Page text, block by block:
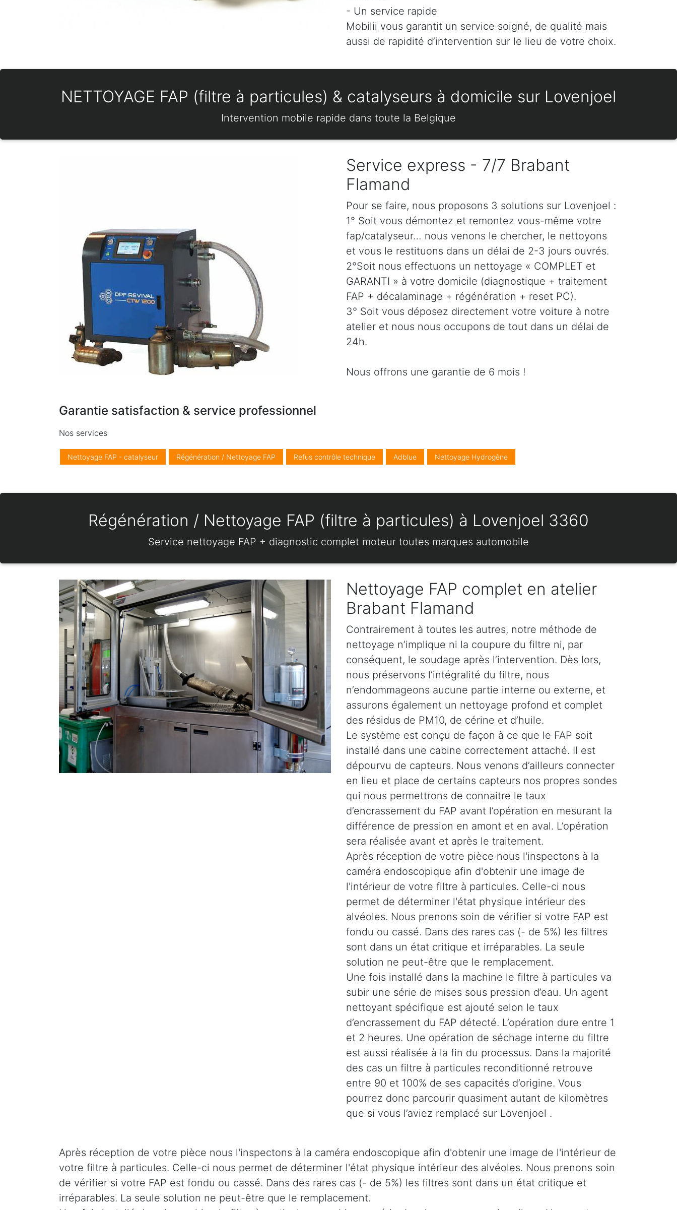
- Un service rapide
Mobilii vous garantit un service soigné, de qualité mais
aussi de rapidité d’intervention sur le lieu de votre choix.
NETTOYAGE FAP (filtre à particules) & catalyseurs à domicile sur Lovenjoel
Intervention mobile rapide dans toute la Belgique
Service express - 7/7 Brabant
Flamand
Pour se faire, nous proposons 3 solutions sur Lovenjoel :
1° Soit vous démontez et remontez vous-même votre
fap/catalyseur… nous venons le chercher, le nettoyons
et vous le restituons dans un délai de 2-3 jours ouvrés.
2°Soit nous effectuons un nettoyage « COMPLET et
GARANTI » à votre domicile (diagnostique + traitement
FAP + décalaminage + régénération + reset PC).
3° Soit vous déposez directement votre voiture à notre
atelier et nous nous occupons de tout dans un délai de
24h.
Nous offrons une garantie de 6 mois !
Garantie satisfaction & service professionnel
Nos services
Nettoyage FAP - catalyseur Régénération / Nettoyage FAP Refus contrôle technique Adblue Nettoyage Hydrogène
Régénération / Nettoyage FAP (filtre à particules) à Lovenjoel 3360
Service nettoyage FAP + diagnostic complet moteur toutes marques automobile
Nettoyage FAP complet en atelier
Brabant Flamand
Contrairement à toutes les autres, notre méthode de
nettoyage n’implique ni la coupure du filtre ni, par
conséquent, le soudage après l’intervention. Dès lors,
nous préservons l’intégralité du filtre, nous
n’endommageons aucune partie interne ou externe, et
assurons également un nettoyage profond et complet
des résidus de PM10, de cérine et d’huile.
Le système est conçu de façon à ce que le FAP soit
installé dans une cabine correctement attaché. Il est
dépourvu de capteurs. Nous venons d’ailleurs connecter
en lieu et place de certains capteurs nos propres sondes
qui nous permettrons de connaitre le taux
d’encrassement du FAP avant l’opération en mesurant la
différence de pression en amont et en aval. L’opération
sera réalisée avant et après le traitement.
Après réception de votre pièce nous l'inspectons à la
caméra endoscopique afin d'obtenir une image de
l'intérieur de votre filtre à particules. Celle-ci nous
permet de déterminer l'état physique intérieur des
alvéoles. Nous prenons soin de vérifier si votre FAP est
fondu ou cassé. Dans des rares cas (- de 5%) les filtres
sont dans un état critique et irréparables. La seule
solution ne peut-être que le remplacement.
Une fois installé dans la machine le filtre à particules va
subir une série de mises sous pression d’eau. Un agent
nettoyant spécifique est ajouté selon le taux
d’encrassement du FAP détecté. L’opération dure entre 1
et 2 heures. Une opération de séchage interne du filtre
est aussi réalisée à la fin du processus. Dans la majorité
des cas un filtre à particules reconditionné retrouve
entre 90 et 100% de ses capacités d’origine. Vous
pourrez donc parcourir quasiment autant de kilomètres
que si vous l’aviez remplacé sur Lovenjoel .
Après réception de votre pièce nous l'inspectons à la caméra endoscopique afin d'obtenir une image de l'intérieur de
votre filtre à particules. Celle-ci nous permet de déterminer l'état physique intérieur des alvéoles. Nous prenons soin
de vérifier si votre FAP est fondu ou cassé. Dans des rares cas (- de 5%) les filtres sont dans un état critique et
irréparables. La seule solution ne peut-être que le remplacement.